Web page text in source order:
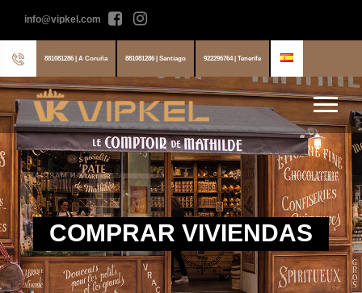
info@vipkel.com
881081286 | A Coruña 881081286 | Santiago 922296764 | Tenerife
COMPRAR VIVIENDAS